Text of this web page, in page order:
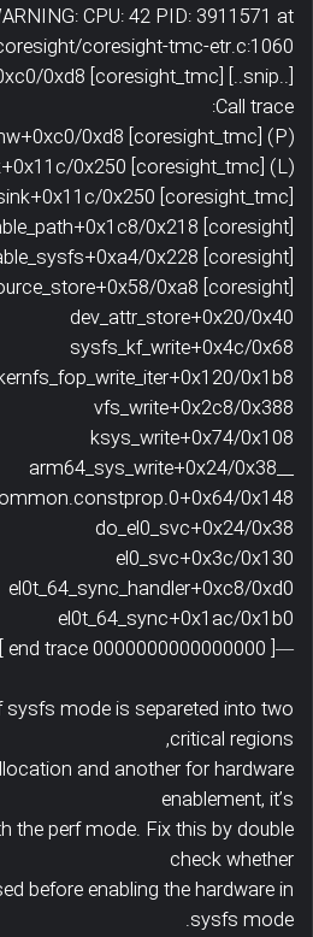
CPU: 42 PID: 3911571 at
coresight-tmc-etr.c:1060
0xd8 [coresight_tmc] [..snip..]
Call trace:
0xd8 [coresight_tmc] (P)
0x250 [coresight_tmc] (L)
0x250 [coresight_tmc]
0x218 [coresight]
0x228 [coresight]
0xa8 [coresight]
dev_attr_store+0x20/0x40
sysfs_kf_write+0x4c/0x68
0x1b8
vfs_write+0x2c8/0x388
ksys_write+0x74/0x108
__arm64_sys_write+0x24/0x38
0x148
do_el0_svc+0x24/0x38
el0_svc+0x3c/0x130
el0t_64_sync_handler+0xc8/0xd0
el0t_64_sync+0x1ac/0x1b0
—[ end trace 0000000000000000 ]—
sysfs mode is separeted into two
critical regions,
and another for hardware
enablement, it’s
the perf mode. Fix this by double
check whether
before enabling the hardware in
sysfs mode.